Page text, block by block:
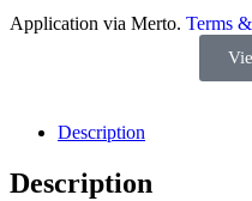
Application via Merto. Terms
Description
Description